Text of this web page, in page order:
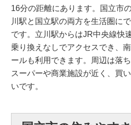
16分の距離にあります。国立市
川駅と国立駅の両方を生活圏に
です。立川駅からはJR中央線快
乗り換えなしでアクセスでき、
ールも利用できます。周辺は落
スーパーや商業施設が近く、買
いです。